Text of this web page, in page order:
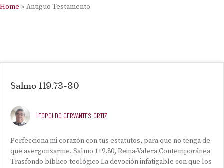
Home » Antiguo Testamento
Salmo 119.73-80
LEOPOLDO CERVANTES-ORTIZ
Perfecciona mi corazón con tus estatutos, para que no tenga de
que avergonzarme. Salmo 119.80, Reina-Valera Contemporánea
Trasfondo bíblico-teológico La devoción infatigable con que los